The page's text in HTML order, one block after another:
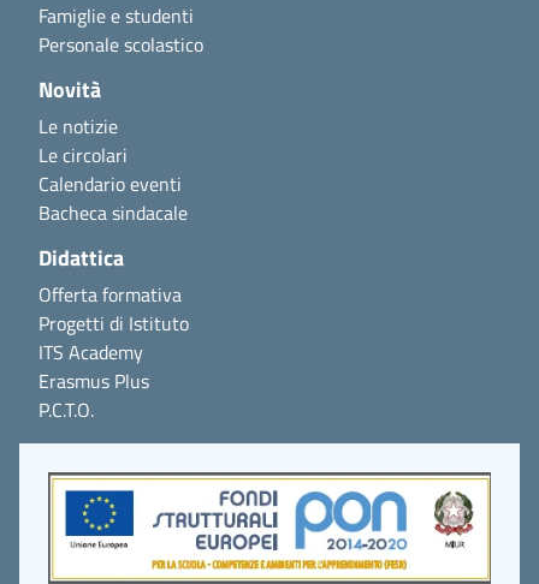
Famiglie e studenti
Personale scolastico
Novità
Le notizie
Le circolari
Calendario eventi
Bacheca sindacale
Didattica
Offerta formativa
Progetti di Istituto
ITS Academy
Erasmus Plus
P.C.T.O.